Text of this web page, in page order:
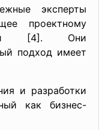
эксперты
проектному
[4]. Они
подход имеет
и разработки
как бизнес-